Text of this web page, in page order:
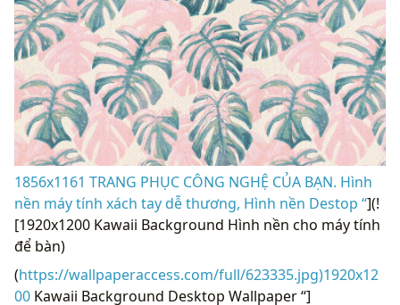
1856x1161 TRANG PHỤC CÔNG NGHỆ CỦA BẠN. Hình
nền máy tính xách tay dễ thương, Hình nền Destop “](!
[1920x1200 Kawaii Background Hình nền cho máy tính
để bàn)
(https://wallpaperaccess.com/full/623335.jpg)1920x12
00 Kawaii Background Desktop Wallpaper “]